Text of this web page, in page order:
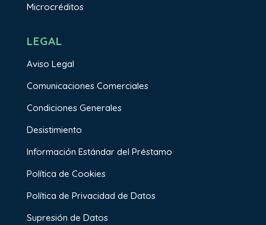
Microcréditos
LEGAL
Aviso Legal
Comunicaciones Comerciales
Condiciones Generales
Desistimiento
Información Estándar del Préstamo
Política de Cookies
Política de Privacidad de Datos
Supresión de Datos